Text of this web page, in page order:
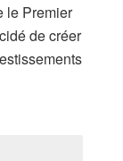
le Premier
de créer